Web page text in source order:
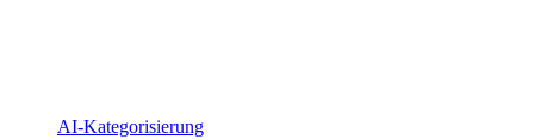
AI-Kategorisierung